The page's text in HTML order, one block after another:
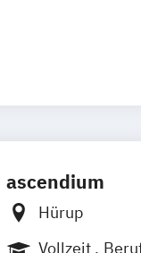
ascendium
Hürup
Vollzeit